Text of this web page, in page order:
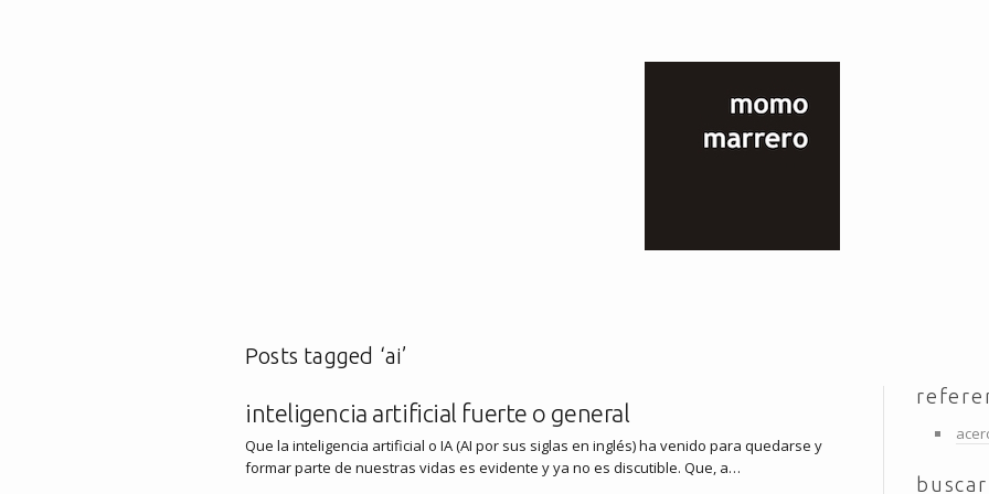
Posts tagged ‘ai’
inteligencia artificial fuerte o general
Que la inteligencia artificial o IA (AI por sus siglas en inglés) ha venido para quedarse y
formar parte de nuestras vidas es evidente y ya no es discutible. Que, a…
buscar